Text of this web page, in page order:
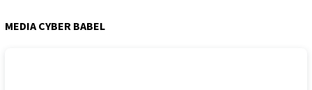
MEDIA CYBER BABEL